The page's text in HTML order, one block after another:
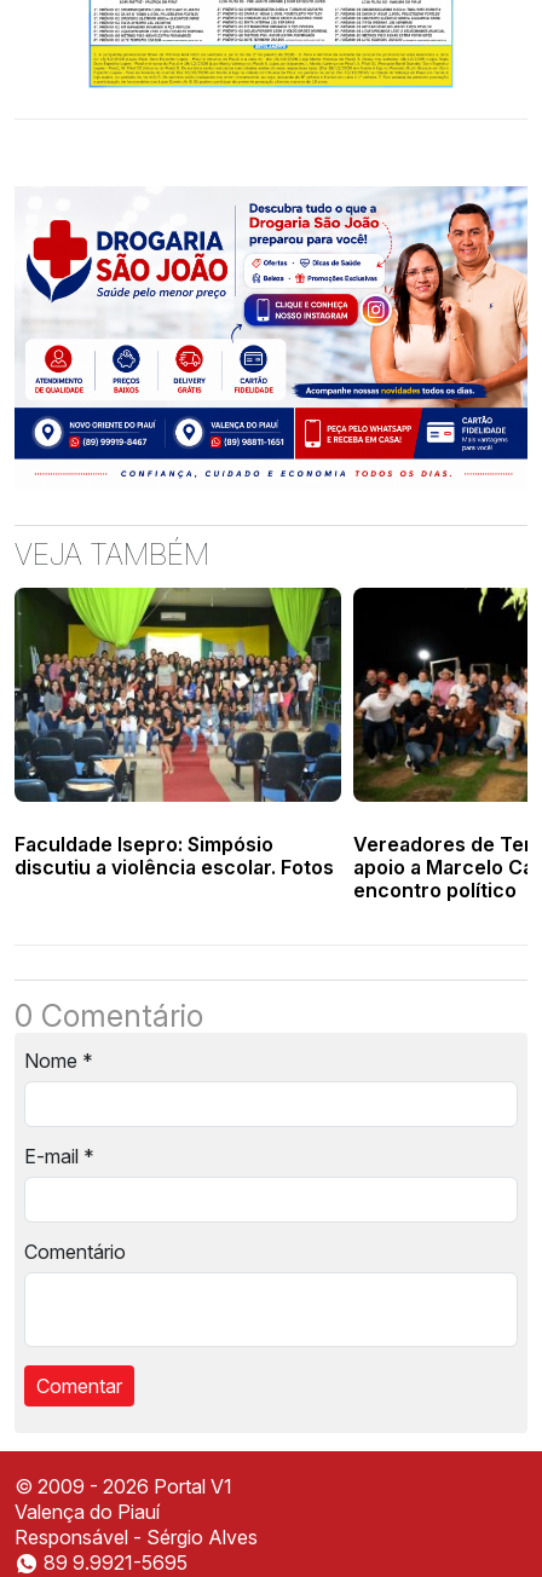
VEJA TAMBÉM
Faculdade Isepro: Simpósio
discutiu a violência escolar. Fotos
Vereadores de
apoio a Marcelo
encontro político
0 Comentário
Nome *
E-mail *
Comentário
Instale o Portal V1
© 2009 - 2026 Portal V1
Valença do Piauí
Responsável - Sérgio Alves
89 9.9921-5695